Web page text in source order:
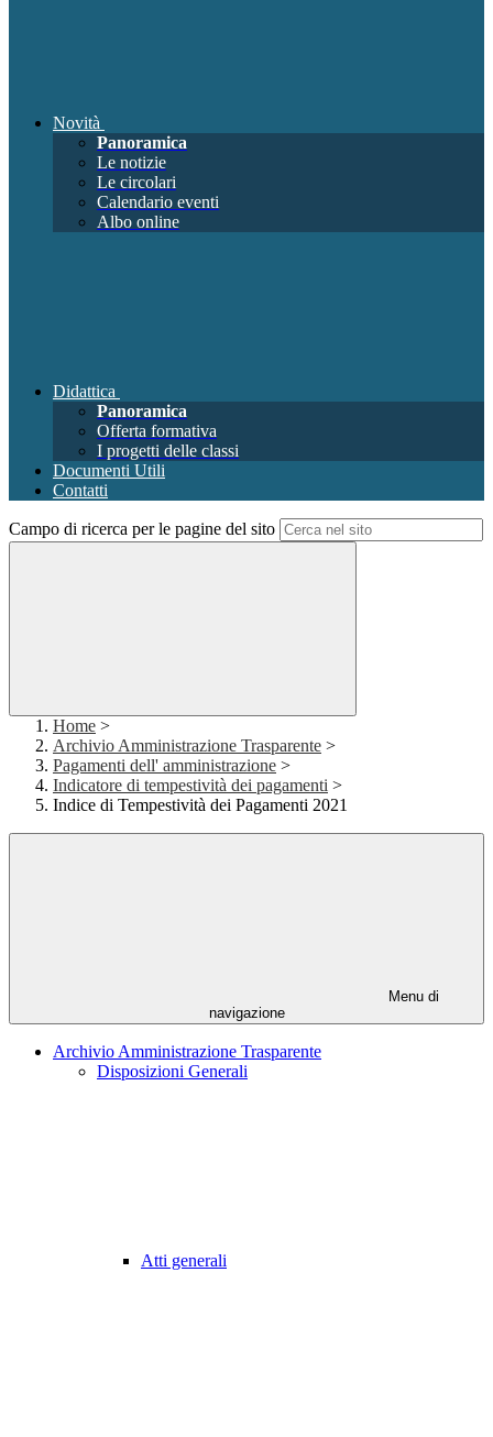
Novità
Panoramica
Le notizie
Le circolari
Calendario eventi
Albo online
Didattica
Panoramica
Offerta formativa
I progetti delle classi
Documenti Utili
Contatti
Campo di ricerca per le pagine del sito
Home >
Archivio Amministrazione Trasparente >
Pagamenti dell' amministrazione >
Indicatore di tempestività dei pagamenti >
Indice di Tempestività dei Pagamenti 2021
Menu di
navigazione
Archivio Amministrazione Trasparente
Disposizioni Generali
Atti generali